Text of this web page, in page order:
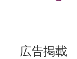
広告掲載